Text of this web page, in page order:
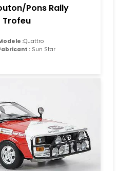
Pons Rally
Trofeu
:Quattro
: Sun Star